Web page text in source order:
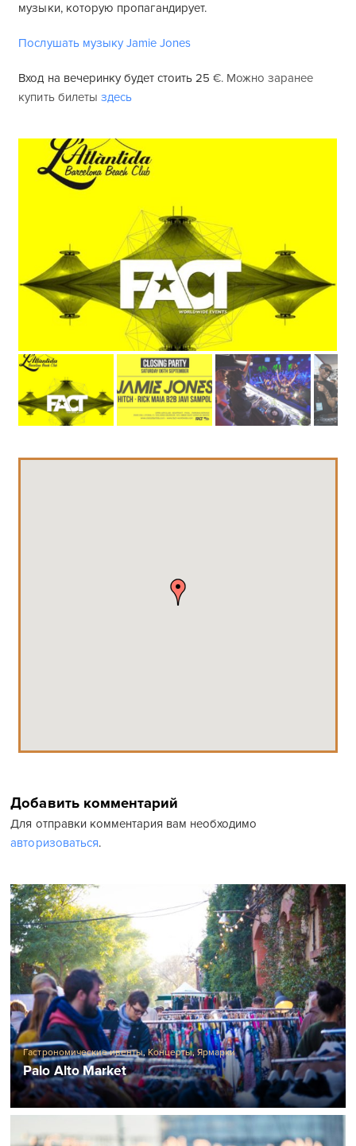
музыки, которую пропагандирует.
Послушать музыку Jamie Jones
Вход на вечеринку будет стоить 25€. Можно заранее
купить билеты здесь
Добавить комментарий
Для отправки комментария вам необходимо
авторизоваться.
Гастрономические ивенты,Концерты,Ярмарки
Palo Alto Market